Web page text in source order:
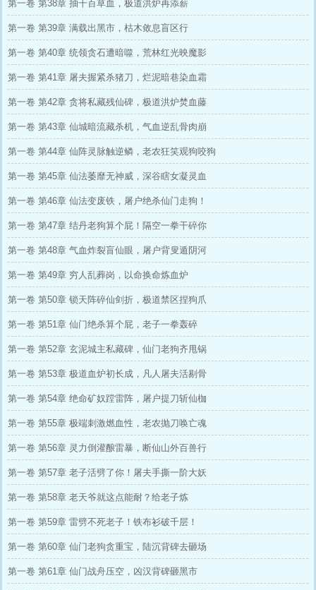
第一卷 第38章 抽干百草血，极道洪炉再添薪
第一卷 第39章 满载出黑市，枯木敛息盲区行
第一卷 第40章 统领贪石遭暗噬，荒林红光映魔影
第一卷 第41章 屠夫握紧杀猪刀，烂泥暗巷染血霜
第一卷 第42章 贪将私藏残仙碑，极道洪炉焚血藤
第一卷 第43章 仙城暗流藏杀机，气血逆乱骨肉崩
第一卷 第44章 仙阵灵脉触逆鳞，老农狂笑观狗咬狗
第一卷 第45章 仙法萎靡无神威，深谷瞎女凝灵血
第一卷 第46章 仙法变废铁，屠户绝杀仙门走狗！
第一卷 第47章 结丹老狗算个屁！隔空一拳干碎你
第一卷 第48章 气血炸裂盲仙眼，屠户背叟遁阴河
第一卷 第49章 穷人乱葬岗，以命换命炼血炉
第一卷 第50章 锁天阵碎仙剑折，极道禁区捏狗爪
第一卷 第51章 仙门绝杀算个屁，老子一拳轰碎
第一卷 第52章 玄泥城主私藏碑，仙门老狗齐甩锅
第一卷 第53章 极道血炉初长成，凡人屠夫活剔骨
第一卷 第54章 绝命矿奴蹚雷阵，屠户提刀斩仙枷
第一卷 第55章 极端刺激燃血性，老农抛刀唤亡魂
第一卷 第56章 灵力倒灌酿雷暴，断仙山外百兽行
第一卷 第57章 老子活劈了你！屠夫手撕一阶大妖
第一卷 第58章 老天爷就这点能耐？给老子炼
第一卷 第59章 雷劈不死老子！铁布衫破千层！
第一卷 第60章 仙门老狗贪重宝，陆沉背碑去砸场
第一卷 第61章 仙门战舟压空，凶汉背碑砸黑市